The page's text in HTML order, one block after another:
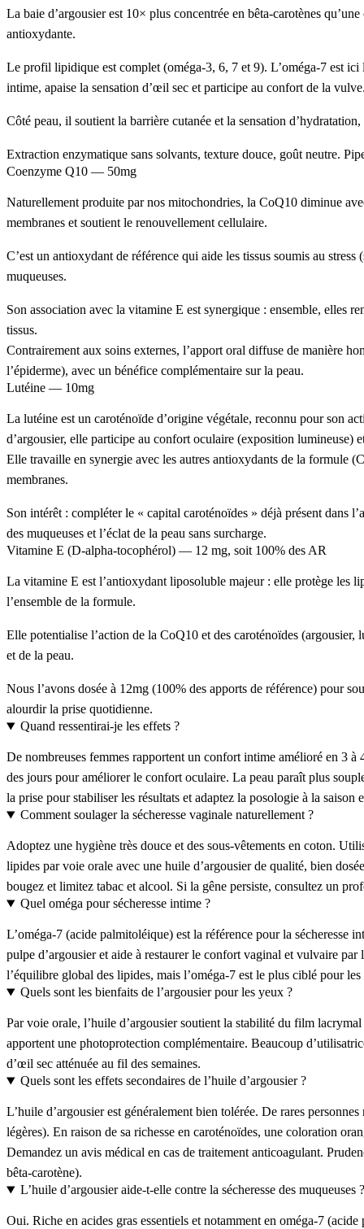
La baie d’argousier est 10× plus concentrée en bêta-carotènes qu’une
antioxydante.
Le profil lipidique est complet (oméga-3, 6, 7 et 9). L’oméga-7 est ici
intime, apaise la sensation d’œil sec et participe au confort de la vulve
Côté peau, il soutient la barrière cutanée et la sensation d’hydratation,
Extraction enzymatique sans solvants, texture douce, goût neutre.
Coenzyme Q10 — 50mg
Naturellement produite par nos mitochondries, la CoQ10 diminue
membranes et soutient le renouvellement cellulaire.
C’est un antioxydant de référence qui aide les tissus soumis au stress
muqueuses.
Son association avec la vitamine E est synergique : ensemble, elles
tissus.
Contrairement aux soins externes, l’apport oral diffuse de manière
l’épiderme), avec un bénéfice complémentaire sur la peau.
Lutéine — 10mg
La lutéine est un caroténoïde d’origine végétale, reconnu pour son
d’argousier, elle participe au confort oculaire (exposition lumineuse)
Elle travaille en synergie avec les autres antioxydants de la formule (
membranes.
Son intérêt : compléter le « capital caroténoïdes » déjà présent dans l’
des muqueuses et l’éclat de la peau sans surcharge.
Vitamine E (D-alpha-tocophérol) — 12 mg, soit 100% des AR
La vitamine E est l’antioxydant liposoluble majeur: elle protège les
l’ensemble de la formule.
Elle potentialise l’action de la CoQ10 et des caroténoïdes (argousier,
et de la peau.
Nous l’avons dosée à 12mg (100% des apports de référence) pour
alourdir la prise quotidienne.
Quand ressentirai-je les effets ?
De nombreuses femmes rapportent un confort intime amélioré en 3
des jours pour améliorer le confort oculaire. La peau paraît plus
la prise pour stabiliser les résultats et adaptez la posologie à la saison
Comment soulager la sécheresse vaginale naturellement ?
Adoptez une hygiène très douce et des sous-vêtements en coton.
lipides par voie orale avec une huile d’argousier de qualité, bien
bougez et limitez tabac et alcool. Si la gêne persiste, consultez un
Quel oméga pour sécheresse intime ?
L’oméga-7 (acide palmitoléique) est la référence pour la sécheresse
pulpe d’argousier et aide à restaurer le confort vaginal et vulvaire
l’équilibre global des lipides, mais l’oméga-7 est le plus ciblé pour les
Quels sont les bienfaits de l’argousier pour les yeux ?
Par voie orale, l’huile d’argousier soutient la stabilité du film
apportent une photoprotection complémentaire. Beaucoup
d’œil sec atténuée au fil des semaines.
Quels sont les effets secondaires de l’huile d’argousier ?
L’huile d’argousier est généralement bien tolérée. De rares
légères). En raison de sa richesse en caroténoïdes, une coloration
Demandez un avis médical en cas de traitement anticoagulant.
bêta-carotène).
L’huile d’argousier aide-t-elle contre la sécheresse des muqueuses ?
Oui. Riche en acides gras essentiels et notamment en oméga-7